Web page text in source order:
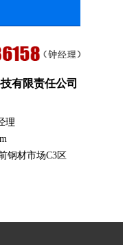
有限责任公司
理
钢材市场C3区